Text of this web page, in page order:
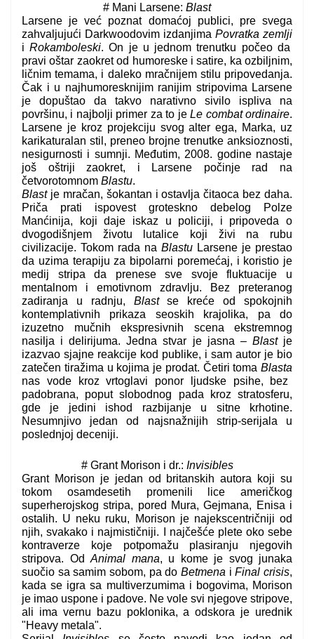
# Mani Larsene: Blast
Larsene je već poznat domaćoj publici, pre svega
zahvaljujući Darkwoodovim izdanjima Povratka zemlji
iRokamboleski. On je u jednom trenutku počeo da
pravi oštar zaokret od humoreske i satire, ka ozbiljnim,
ličnim temama, i daleko mračnijem stilu pripovedanja.
Čak i u najhumoresknijim ranijim stripovima Larsene
je dopuštao da takvo narativno sivilo ispliva na
površinu, i najbolji primer za to jeLe combat ordinaire.
Larsene je kroz projekciju svog alter ega, Marka, uz
karikaturalan stil, preneo brojne trenutke anksioznosti,
nesigurnosti i sumnji. Međutim, 2008. godine nastaje
još oštriji zaokret, i Larsene počinje rad na
četvorotomnom Blastu.
Blast je mračan, šokantan i ostavlja čitaoca bez daha.
Priča prati ispovest groteskno debelog Polze
Manćinija, koji daje iskaz u policiji, i pripoveda o
dvogodišnjem životu lutalice koji živi na rubu
civilizacije. Tokom rada na Blastu Larsene je prestao
da uzima terapiju za bipolarni poremećaj, i koristio je
medij stripa da prenese sve svoje fluktuacije u
mentalnom i emotivnom zdravlju. Bez preteranog
zadiranja u radnju, Blastse kreće od spokojnih
kontemplativnih prikaza seoskih krajolika, pa do
izuzetno mučnih ekspresivnih scena ekstremnog
nasilja i delirijuma. Jedna stvar je jasna – Blastje
izazvao sjajne reakcije kod publike, i sam autor je bio
zatečen tiražima u kojima je prodat. Četiri toma Blasta
nas vode kroz vrtoglavi ponor ljudske psihe, bez
padobrana, poput slobodnog pada kroz stratosferu,
gde je jedini ishod razbijanje u sitne krhotine.
Nesumnjivo jedan od najsnažnijih strip-serijala u
poslednjoj deceniji.
# Grant Morison i dr.: Invisibles
Grant Morison je jedan od britanskih autora koji su
tokom osamdesetih promenili lice američkog
superherojskog stripa, pored Mura, Gejmana, Enisa i
ostalih. U neku ruku, Morison je najekscentričniji od
njih, svakako i najmističniji. I najčešće plete oko sebe
kontraverze koje potpomažu plasiranju njegovih
stripova. Od Animal mana, u kome je svog junaka
suočio sa samim sobom, pa do Betmena iFinal crisis,
kada se igra sa multiverzumima i bogovima, Morison
je imao uspone i padove. Ne vole svi njegove stripove,
ali ima vernu bazu poklonika, a odskora je urednik
"Heavy metala".